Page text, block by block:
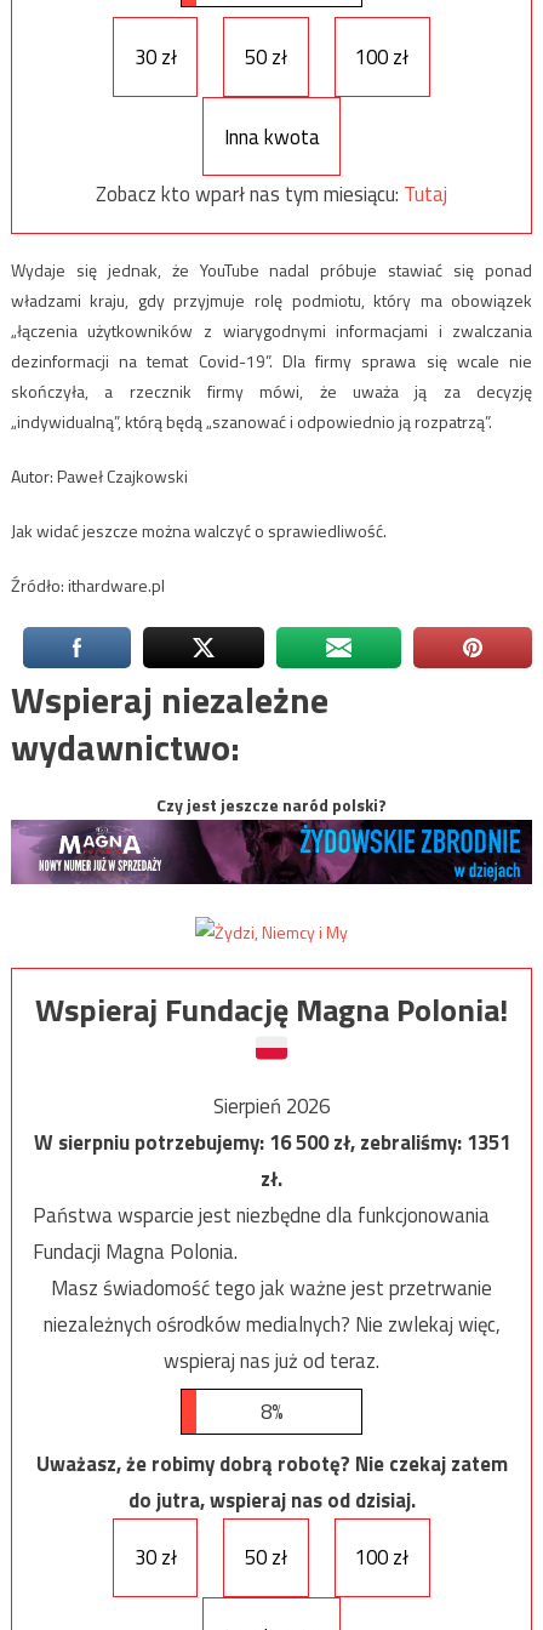
30 zł 50 zł 100 zł
Inna kwota
Zobacz kto wparł nas tym miesiącu: Tutaj
Wydaje się jednak, że YouTube nadal próbuje stawiać się ponad
władzami kraju, gdy przyjmuje rolę podmiotu, który ma obowiązek
„łączenia użytkowników z wiarygodnymi informacjami i zwalczania
dezinformacji na temat Covid-19”. Dla firmy sprawa się wcale nie
skończyła, a rzecznik firmy mówi, że uważa ją za decyzję
„indywidualną”, którą będą „szanować i odpowiednio ją rozpatrzą”.
Autor: Paweł Czajkowski
Jak widać jeszcze można walczyć o sprawiedliwość.
Źródło: ithardware.pl
Wspieraj niezależne
wydawnictwo:
Czy jest jeszcze naród polski?
Wspieraj Fundację Magna Polonia!
Sierpień 2026
W sierpniu potrzebujemy:16 500zł, zebraliśmy:1351
zł.
Państwa wsparcie jest niezbędne dla funkcjonowania
Fundacji Magna Polonia.
Masz świadomość tego jak ważne jest przetrwanie
niezależnych ośrodków medialnych? Nie zwlekaj więc,
wspieraj nas już od teraz.
8%
Uważasz, że robimy dobrą robotę? Nie czekaj zatem
do jutra, wspieraj nas od dzisiaj.
30 zł
50 zł 100 zł